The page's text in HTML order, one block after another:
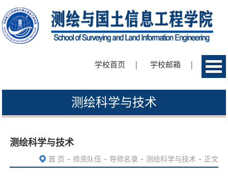
学校首页 | 学校邮箱 |
测绘科学与技术
测绘科学与技术
首 页 - 师资队伍 - 导师名录 - 测绘科学与技术 - 正文